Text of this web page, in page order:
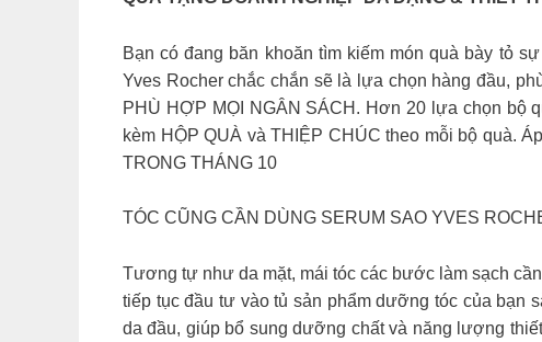
Bạn có đang băn khoăn tìm kiếm món quà bày tỏ
Yves Rocher chắc chắn sẽ là lựa chọn hàng đầu,
PHÙ HỢP MỌI NGÂN SÁCH. Hơn 20 lựa chọn bộ
kèm HỘP QUÀ và THIỆP CHÚC theo mỗi bộ quà.
TRONG THÁNG 10
TÓC CŨNG CẦN DÙNG SERUM SAO YVES
Tương tự như da mặt, mái tóc các bước làm sạch
tiếp tục đầu tư vào tủ sản phẩm dưỡng tóc của bạn
da đầu, giúp bổ sung dưỡng chất và năng lượng